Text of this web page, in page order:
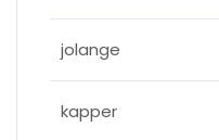
jolange
kapper